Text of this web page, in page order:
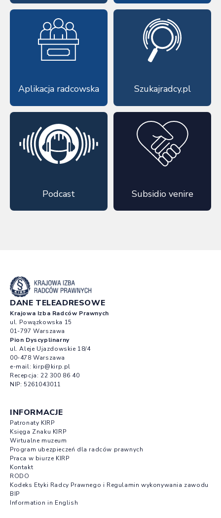
Aplikacja radcowska Szukajradcy.pl
Podcast Subsidio venire
DANE TELEADRESOWE
Krajowa Izba Radców Prawnych
ul. Powązkowska 15
01-797 Warszawa
Pion Dyscyplinarny
ul. Aleje Ujazdowskie 18/4
00-478 Warszawa
e-mail: kirp@kirp.pl
Recepcja: 22 300 86 40
NIP: 5261043011
INFORMACJE
Patronaty KIRP
Księga Znaku KIRP
Wirtualne muzeum
Program ubezpieczeń dla radców prawnych
Praca w biurze KIRP
Kontakt
RODO
Kodeks Etyki Radcy Prawnego i Regulamin wykonywania zawodu
BIP
Information in English